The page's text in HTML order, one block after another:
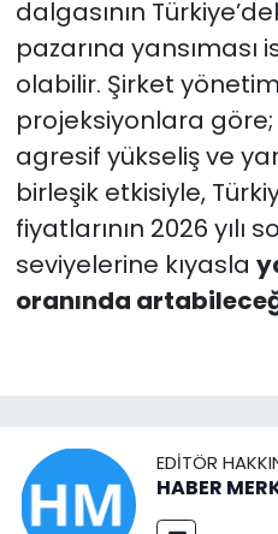
dalgasının
pazarına yansıması
olabilir. Şirket
projeksiyonlara
agresif yükseliş ve
birleşik etkisiyle,
fiyatlarının 2026 yılı
seviyelerine kıyasla
oranında
EDITÖR
HABER